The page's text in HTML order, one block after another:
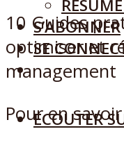
S’ABONNER
SE
ECOUTER
10 Guides
optimiser et
management
Pour en